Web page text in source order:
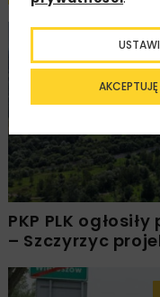
PKP PLK
– Szczyrzyc